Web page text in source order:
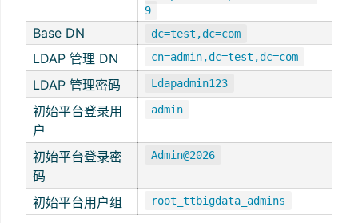
9
Base DN dc=test,dc=com
LDAP 管理 DN cn=admin,dc=test,dc=com
LDAP 管理密码 Ldapadmin123
初始平台登录用
户
admin
初始平台登录密
码
Admin@2026
初始平台用户组 root_ttbigdata_admins